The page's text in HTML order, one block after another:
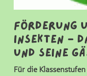
Förderung
Insekten -
und seine
Für die